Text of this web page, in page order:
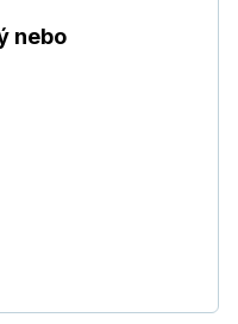
nebo